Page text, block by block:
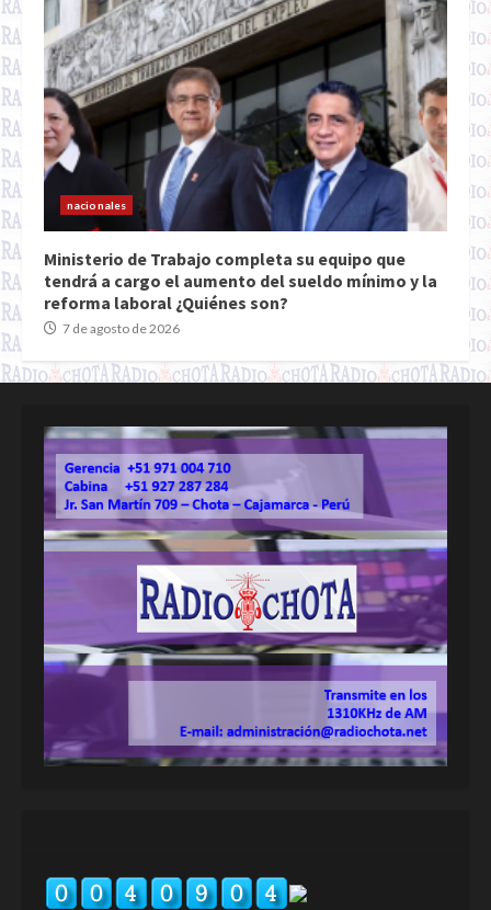
nacionales
Ministerio de Trabajo completa su equipo que
tendrá a cargo el aumento del sueldo mínimo y la
reforma laboral ¿Quiénes son?
7 de agosto de 2026